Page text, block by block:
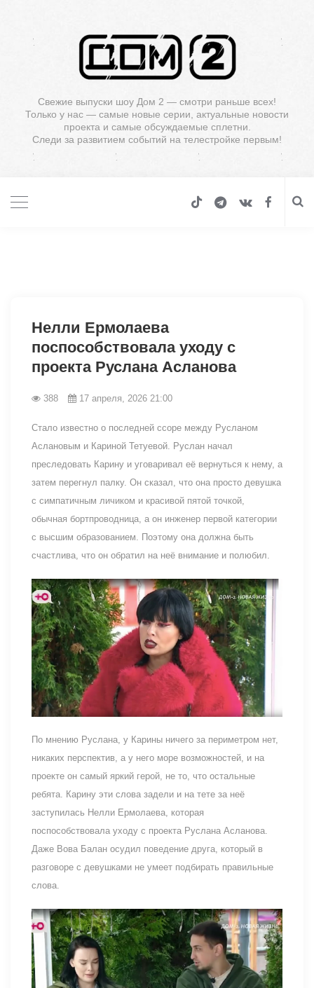
Свежие выпуски шоу Дом 2 — смотри раньше всех!
Только у нас — самые новые серии, актуальные новости
проекта и самые обсуждаемые сплетни.
Следи за развитием событий на телестройке первым!
Нелли Ермолаева
поспособствовала уходу с
проекта Руслана Асланова
388 17 апреля, 2026 21:00
Стало известно о последней ссоре между Русланом
Аслановым и Кариной Тетуевой. Руслан начал
преследовать Карину и уговаривал её вернуться к нему, а
затем перегнул палку. Он сказал, что она просто девушка
с симпатичным личиком и красивой пятой точкой,
обычная бортпроводница, а он инженер первой категории
с высшим образованием. Поэтому она должна быть
счастлива, что он обратил на неё внимание и полюбил.
По мнению Руслана, у Карины ничего за периметром нет,
никаких перспектив, а у него море возможностей, и на
проекте он самый яркий герой, не то, что остальные
ребята. Карину эти слова задели и на тете за неё
заступилась Нелли Ермолаева, которая
поспособствовала уходу с проекта Руслана Асланова.
Даже Вова Балан осудил поведение друга, который в
разговоре с девушками не умеет подбирать правильные
слова.